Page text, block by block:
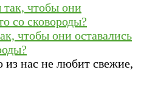
чтобы они оставались
из нас не любит свежие,